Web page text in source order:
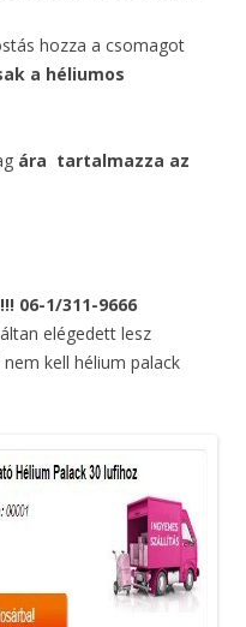
hozza a csomagot
a héliumos
ára tartalmazza az
06-1/311-9666
elégedett lesz
kell hélium palack